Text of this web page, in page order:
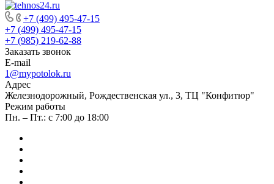
+7 (499) 495-47-15
+7 (499) 495-47-15
+7 (985) 219-62-88
Заказать звонок
E-mail
1@mypotolok.ru
Адрес
Железнодорожный, Рождественская ул., 3, ТЦ "Конфитюр"
Режим работы
Пн. – Пт.: с 7:00 до 18:00